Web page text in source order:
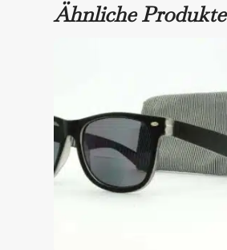
Ähnliche Produkte